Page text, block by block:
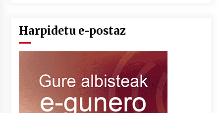
Harpidetu e-postaz